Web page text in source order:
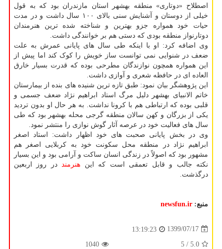
اصطلاح «دوتاری» منطقه بهشهر استان مازندران بود که به قول
خیلی از دوستان و آشنایش سنی بالای ۱۰۰ سال داشت و در مدت
حیات خود همواره جزو بهترین و شناخته شده ترین هنرمندان
دوتارنواز منطقه بودی که دستی هم بر خوانندگی داشت.
وی اضافه کرد: او با اینکه طی سال های پایانی عمرش به علت
ضعف در شنوایی نمی توانست ساز خویش را کوک کند اما پیش از
این همواره همچون نوازندگان مطرحی بوده که قدرت بسیار خارق
العاده ای در حافظه شعری و آوازی داشت.
این پژوهشگر بیان نمود: طبق تازه ترین شنیده های بنده از بیمارستان
خاتم الانبیای بهشهر دلیل مرگ استاد ابراهیم نژاد ضعف جسمی و
قلبی بوده که ارتباطی هم با کرونا نداشت. به هر حال او بدون تردید
یکی از بزرگان و کهن سالان منطقه گرجی محله بهشهر بود که طی
سال های فعالیت خود در عرصه آثار گوش نوازی را منتشر نمود.
وی در بخش پایانی صحبت های خود اظهار داشت: استاد اصغر
ابراهیم نژاد در منطقه محل سکونت خود به کربلایی اصغر هم
مشهور بود که اصولاً در زندگی انسان ساکت و آرامی بود و این بسیار
نکته جالب و قابل تعمقی است که این هنرمنددر روز اربعین
درگذشت.
منبع: newsfun.ir
1399/07/17
13:19:23
5.0
/ 5
1040